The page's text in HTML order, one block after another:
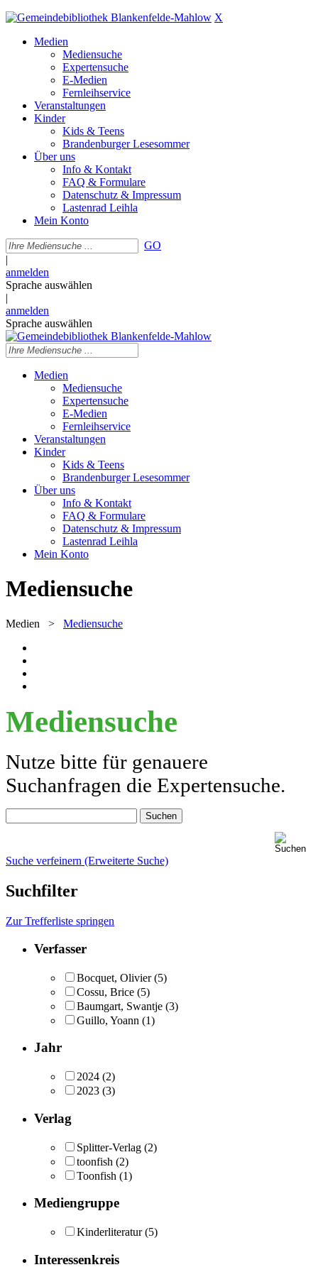
X
Medien
Mediensuche
Expertensuche
E-Medien
Fernleihservice
Veranstaltungen
Kinder
Kids & Teens
Brandenburger Lesesommer
Über uns
Info & Kontakt
FAQ & Formulare
Datenschutz & Impressum
Lastenrad Leihla
Mein Konto
GO
|
anmelden
Sprache auswählen
|
anmelden
Sprache auswählen
Medien
Mediensuche
Expertensuche
E-Medien
Fernleihservice
Veranstaltungen
Kinder
Kids & Teens
Brandenburger Lesesommer
Über uns
Info & Kontakt
FAQ & Formulare
Datenschutz & Impressum
Lastenrad Leihla
Mein Konto
Mediensuche
Medien > Mediensuche
Mediensuche
Nutze bitte für genauere
Suchanfragen die Expertensuche.
Suche verfeinern (Erweiterte Suche)
Suchfilter
Zur Trefferliste springen
Verfasser
Bocquet, Olivier (5)
Cossu, Brice (5)
Baumgart, Swantje (3)
Guillo, Yoann (1)
Jahr
2024 (2)
2023 (3)
Verlag
Splitter-Verlag (2)
toonfish (2)
Toonfish (1)
Mediengruppe
Kinderliteratur (5)
Interessenkreis